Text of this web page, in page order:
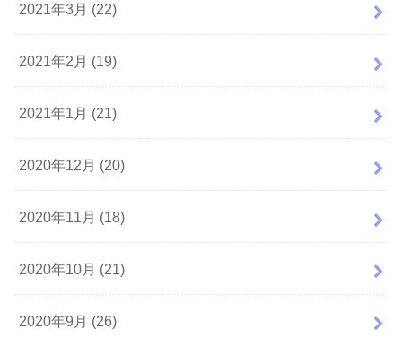
2021年3月 (22)
2021年2月 (19)
2021年1月 (21)
2020年12月 (20)
2020年11月 (18)
2020年10月 (21)
2020年9月 (26)